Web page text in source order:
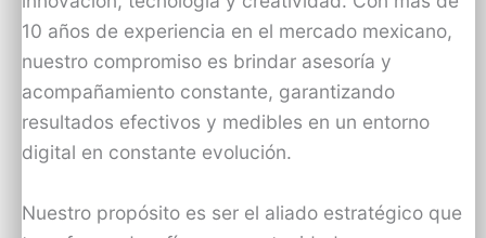
10 años de experiencia en el mercado mexicano,
nuestro compromiso es brindar asesoría y
acompañamiento constante, garantizando
resultados efectivos y medibles en un entorno
digital en constante evolución.
Nuestro propósito es ser el aliado estratégico que